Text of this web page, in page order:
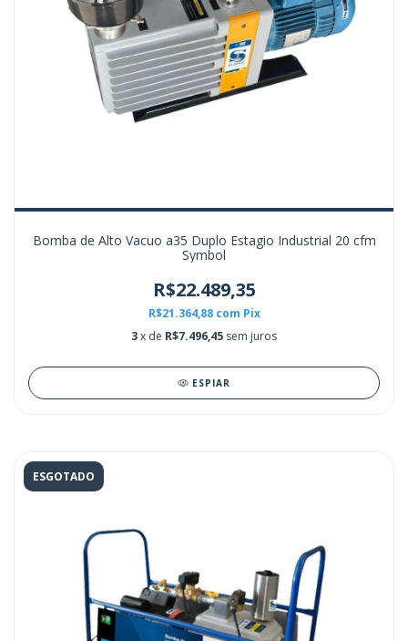
Bomba de Alto Vacuo a35 Duplo Estagio Industrial 20 cfm
Symbol
R$22.489,35
R$21.364,88 com Pix
3x de R$7.496,45 sem juros
ESPIAR
ESGOTADO